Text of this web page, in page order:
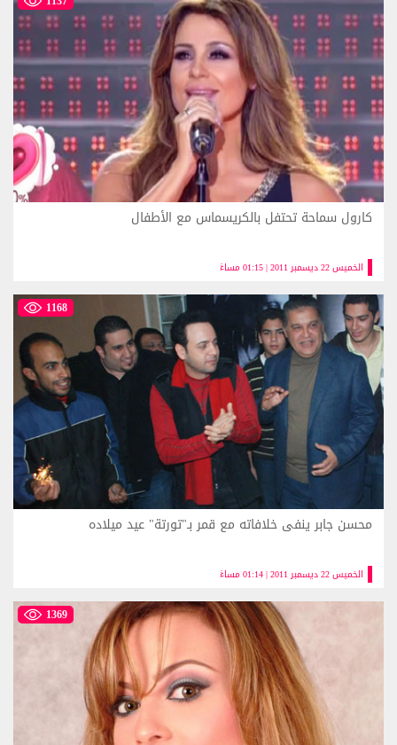
الخميس 22 ديسمبر 2011 | 01:15 مساءً
كارول سماحة تحتفل بالكريسماس مع الأطفال
1168
الخميس 22 ديسمبر 2011 | 01:14 مساءً
محسن جابر ينفى خلافاته مع قمر بـ"تورتة" عيد ميلاده
1369